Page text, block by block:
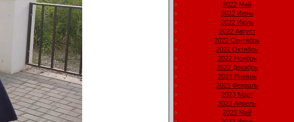
2022 Май
2022 Июнь
2022 Июль
2022 Август
2022 Сентябрь
2022 Октябрь
2022 Ноябрь
2022 Декабрь
2023 Январь
2023 Февраль
2023 Март
2023 Апрель
2023 Май